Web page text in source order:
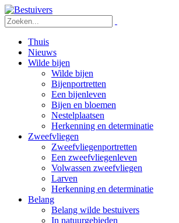
Thuis
Nieuws
Wilde bijen
Wilde bijen
Bijenportretten
Een bijenleven
Bijen en bloemen
Nestelplaatsen
Herkenning en determinatie
Zweefvliegen
Zweefvliegenportretten
Een zweefvliegenleven
Volwassen zweefvliegen
Larven
Herkenning en determinatie
Belang
Belang wilde bestuivers
In natuurgebieden